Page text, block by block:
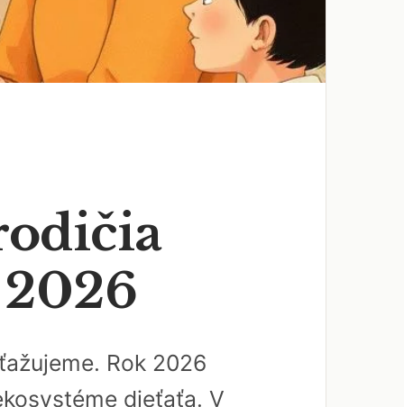
Rok 2026
dieťaťa. V